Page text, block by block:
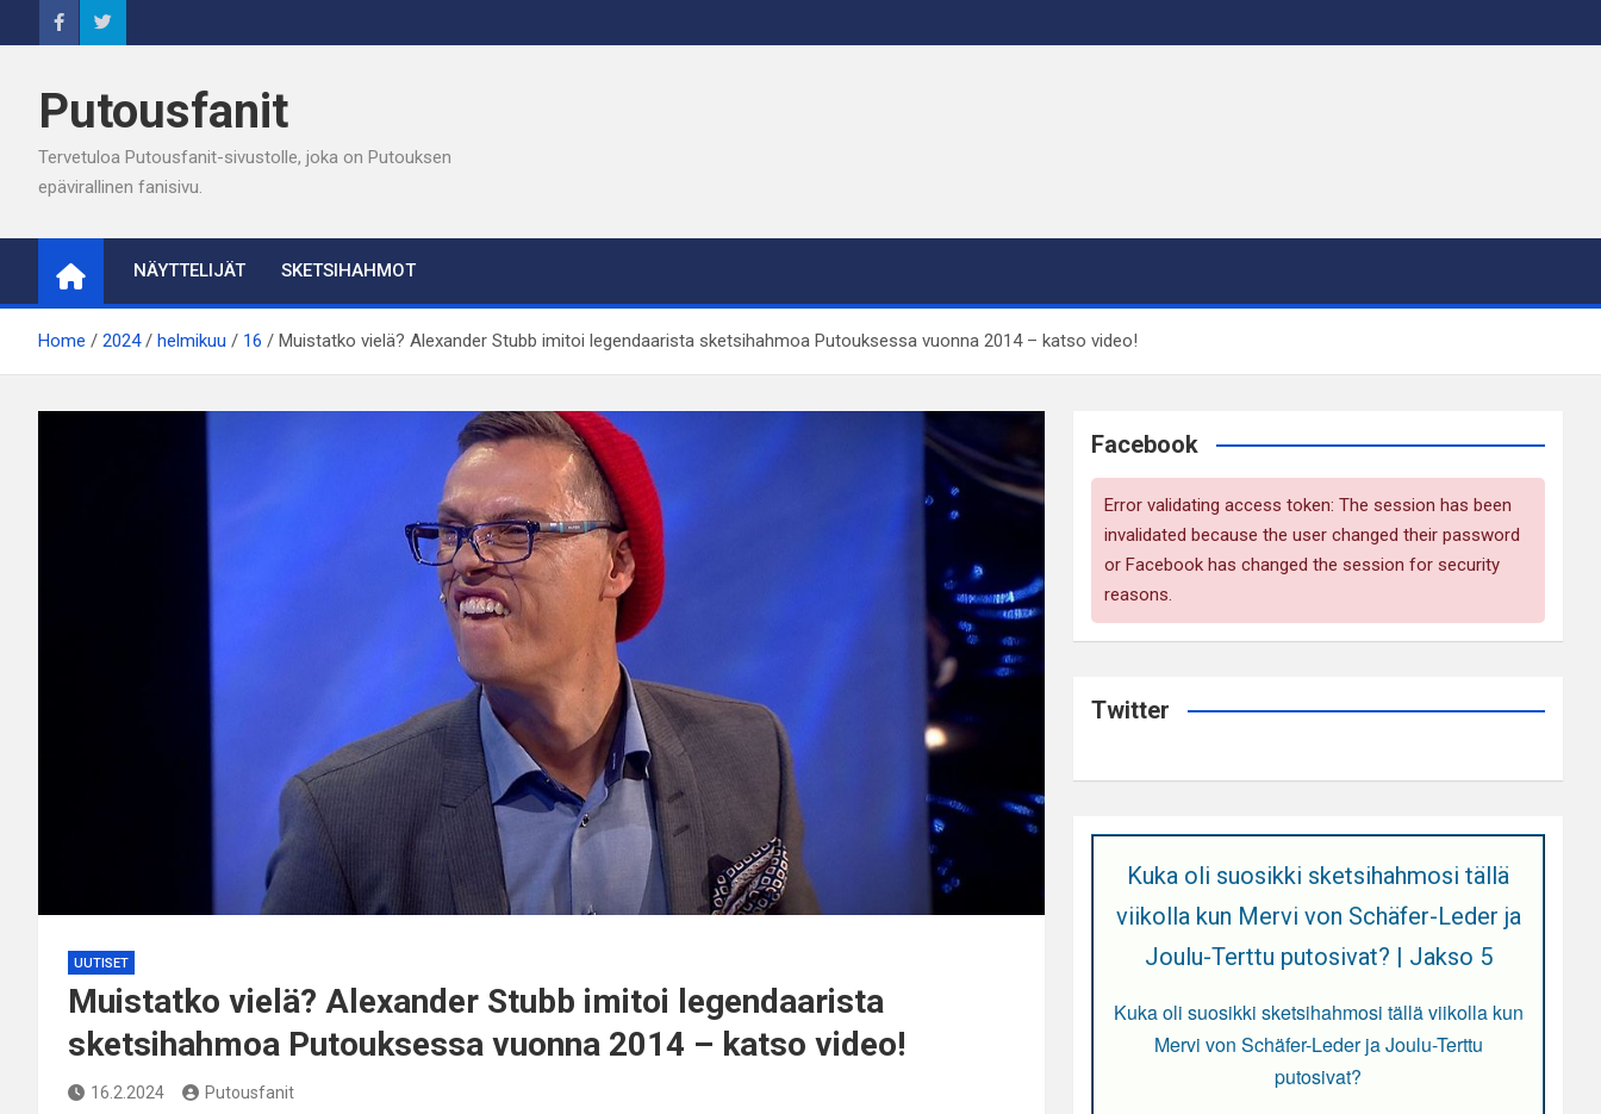
to
Putousfanit
Tervetuloa Putousfanit-sivustolle, joka on Putouksen
epävirallinen fanisivu.
NÄYTTELIJÄT SKETSIHAHMOT
Home 2024 helmikuu 16 Muistatko vielä? Alexander Stubb imitoi legendaarista sketsihahmoa Putouksessa vuonna 2014 – katso video!
UUTISET
Muistatko vielä? Alexander Stubb imitoi legendaarista
sketsihahmoa Putouksessa vuonna 2014 – katso video!
16.2.2024 Putousfanit
Facebook
Error validating access token: The session has been
invalidated because the user changed their password
or Facebook has changed the session for security
reasons.
Twitter
Kuka oli suosikki sketsihahmosi tällä
viikolla kun Mervi von Schäfer-Leder ja
Joulu-Terttu putosivat? | Jakso 5
Kuka oli suosikki sketsihahmosi tällä viikolla kun
Mervi von Schäfer-Leder ja Joulu-Terttu
putosivat?